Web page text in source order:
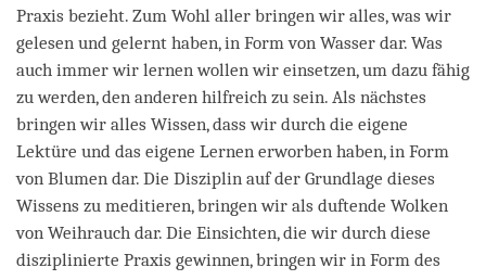
Praxis bezieht. Zum Wohl aller bringen wir alles, was wir
gelesen und gelernt haben, in Form von Wasser dar. Was
auch immer wir lernen wollen wir einsetzen, um dazu fähig
zu werden, den anderen hilfreich zu sein. Als nächstes
bringen wir alles Wissen, dass wir durch die eigene
Lektüre und das eigene Lernen erworben haben, in Form
von Blumen dar. Die Disziplin auf der Grundlage dieses
Wissens zu meditieren, bringen wir als duftende Wolken
von Weihrauch dar. Die Einsichten, die wir durch diese
disziplinierte Praxis gewinnen, bringen wir in Form des